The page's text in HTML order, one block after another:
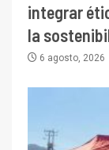
integrar
la
6 agosto, 2026